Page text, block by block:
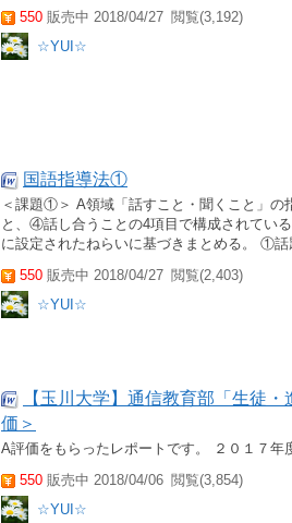
550 販売中 2018/04/27 閲覧(3,192)
☆YUI☆
国語指導法①
＜課題①＞ A領域「話すこと・聞くこと」
と、④話し合うことの4項目で構成されてい
に設定されたねらいに基づきまとめる。 ①
550 販売中 2018/04/27 閲覧(2,403)
☆YUI☆
【玉川大学】通信教育部「生徒
価＞
A評価をもらったレポートです。 ２０１７年
550 販売中 2018/04/06 閲覧(3,854)
☆YUI☆